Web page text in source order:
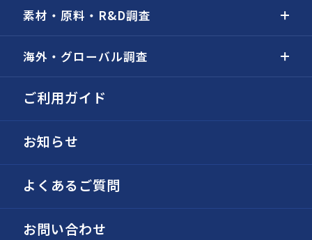
素材・原料・R&D調査
海外・グローバル調査
ご利用ガイド
お知らせ
よくあるご質問
お問い合わせ